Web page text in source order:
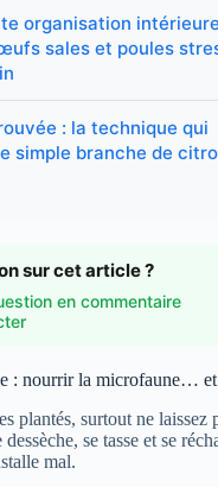
organisation intérieure
sales et poules
: la technique qui
simple branche de
sur cet article ?
en commentaire
: nourrir la microfaune… et
plantés, surtout ne laissez
se tasse et se
mal.